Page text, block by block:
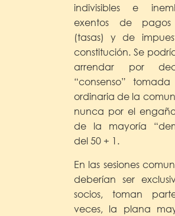
indivisibles e
exentos de pagos
(tasas) y de
constitución. Se
arrendar por
“consenso”
ordinaria de la
nunca por el
de la mayoría
del 50 + 1.
En las sesiones
deberían ser
socios, toman
veces, la plana